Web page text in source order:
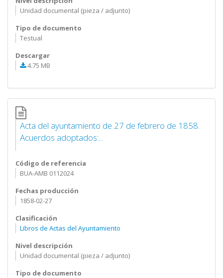
Unidad documental (pieza / adjunto)
Tipo de documento
Testual
Descargar
4.75 MB
Acta del ayuntamiento de 27 de febrero de 1858.
Acuerdos adoptados:...
Código de referencia
BUA-AMB 0112024
Fechas producción
1858-02-27
Clasificación
Libros de Actas del Ayuntamiento
Nivel descripción
Unidad documental (pieza / adjunto)
Tipo de documento